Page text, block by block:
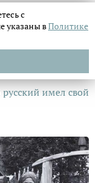
имел свой
с
указаны вПолитике